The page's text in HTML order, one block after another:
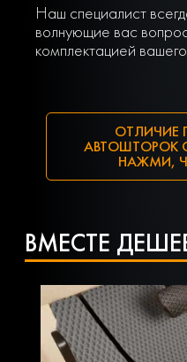
Наш специалист
волнующие вас
комплектацией
ОТЛИЧИЕ
АВТОШТОРОК
НАЖМИ,
ВМЕСТЕ